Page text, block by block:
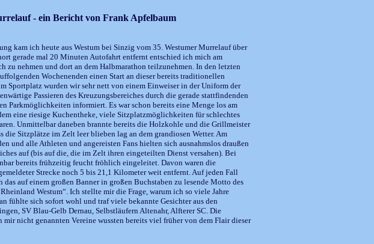
- ein Bericht von Frank Apfelbaum
kam ich heute aus Westum bei Sinzig vom 35. Westumer Murrelauf über
gerade mal 20 Minuten Autofahrt entfernt entschied ich mich am
zu nehmen und dort an dem Halbmarathon teilzunehmen. In den letzten
Wochenenden einen Start an dieser bereits traditionellen
Sportplatz wurden wir sehr nett von einem Einweiser in der Uniform der
Passieren des Kreuzungsbereiches durch die gerade stattfindenden
Parkmöglichkeiten informiert. Es war schon bereits eine Menge los am
eine riesige Kuchentheke, viele Sitzplatzmöglichkeiten für schlechtes
Unmittelbar daneben brannte bereits die Holzkohle und die Grillmeister
die Sitzplätze im Zelt leer blieben lag an dem grandiosen Wetter. Am
und alle Athleten und angereisten Fans hielten sich ausnahmslos draußen
auf (bis auf die, die im Zelt ihren eingeteilten Dienst versahen). Bei
bereits frühzeitig feucht fröhlich eingeleitet. Davon waren die
Strecke noch 5 bis 21,1 Kilometer weit entfernt. Auf jeden Fall
auf einem großen Banner in großen Buchstaben zu lesende Motto des
Westum“. Ich stellte mir die Frage, warum ich so viele Jahre
fühlte sich sofort wohl und traf viele bekannte Gesichter aus den
SV Blau-Gelb Dernau, Selbstläufern Altenahr, Alfterer SC. Die
nicht genannten Vereine wussten bereits viel früher von dem Flair dieser